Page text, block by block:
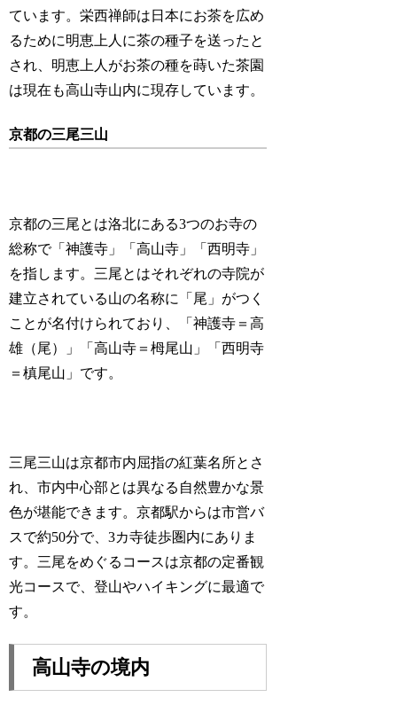
ています。栄西禅師は日本にお茶を広め
るために明恵上人に茶の種子を送ったと
され、明恵上人がお茶の種を蒔いた茶園
は現在も高山寺山内に現存しています。
京都の三尾三山
京都の三尾とは洛北にある3つのお寺の
総称で「神護寺」「高山寺」「西明寺」
を指します。三尾とはそれぞれの寺院が
建立されている山の名称に「尾」がつく
ことが名付けられており、「神護寺＝高
雄（尾）」「高山寺＝栂尾山」「西明寺
＝槙尾山」です。
三尾三山は京都市内屈指の紅葉名所とさ
れ、市内中心部とは異なる自然豊かな景
色が堪能できます。京都駅からは市営バ
スで約50分で、3カ寺徒歩圏内にありま
す。三尾をめぐるコースは京都の定番観
光コースで、登山やハイキングに最適で
す。
高山寺の境内